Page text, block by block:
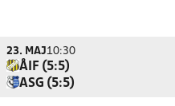
23. MAJ10:30
ÅIF (5:5)
ASG (5:5)